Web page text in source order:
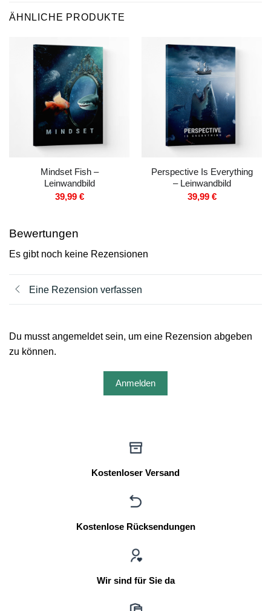
ÄHNLICHE PRODUKTE
Mindset Fish –
Leinwandbild
39,99 €
Perspective Is Everything
– Leinwandbild
39,99 €
Bewertungen
Es gibt noch keine Rezensionen
Eine Rezension verfassen
Du musst angemeldet sein, um eine Rezension abgeben
zu können.
Anmelden
Kostenloser Versand
Kostenlose Rücksendungen
Wir sind für Sie da